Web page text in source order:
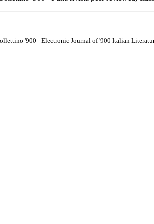
'900 - Electronic Journal of '900 Italian